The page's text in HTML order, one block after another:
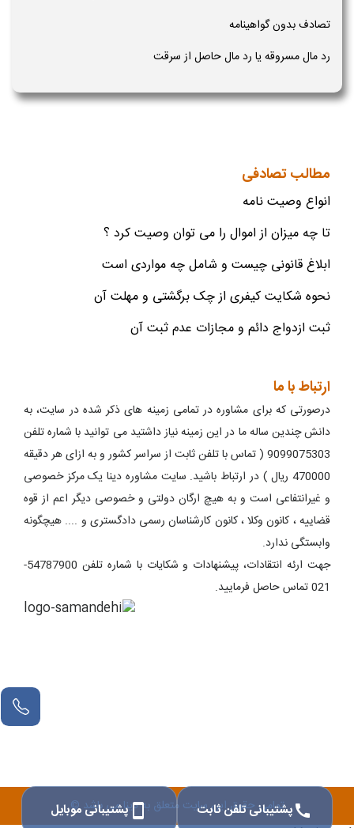
تصادف بدون گواهینامه
رد مال مسروقه یا رد مال حاصل از سرقت
مطالب تصادفی
انواع وصیت نامه
تا چه میزان از اموال را می توان وصیت کرد ؟
ابلاغ قانونی چیست و شامل چه مواردی است
نحوه شکایت کیفری از چک برگشتی و مهلت آن
ثبت ازدواج دائم و مجازات عدم ثبت آن
ارتباط با ما
درصورتی که برای مشاوره در تمامی زمینه های ذکر شده در سایت، به
دانش چندین ساله ما در این زمینه نیاز داشتید می توانید با شماره تلفن
9099075303 ( تماس با تلفن ثابت از سراسر کشور و به ازای هر دقیقه
470000 ریال ) در ارتباط باشید. سایت مشاوره دینا یک مرکز خصوصی
و غیرانتفاعی است و به هیچ ارگان دولتی و خصوصی دیگر اعم از قوه
قضاییه ، کانون وکلا ، کانون کارشناسان رسمی دادگستری و .... هیچگونه
وابستگی ندارد.
جهت ارئه انتقادات، پیشنهادات و شکایات با شماره تلفن 54787900-
021 تماس حاصل فرمایید.
تمامی حقوق این سایت متعلق به دینا می باشد © callپشتیبانی تلفن ثابت smartphoneپشتیبانی موبایل